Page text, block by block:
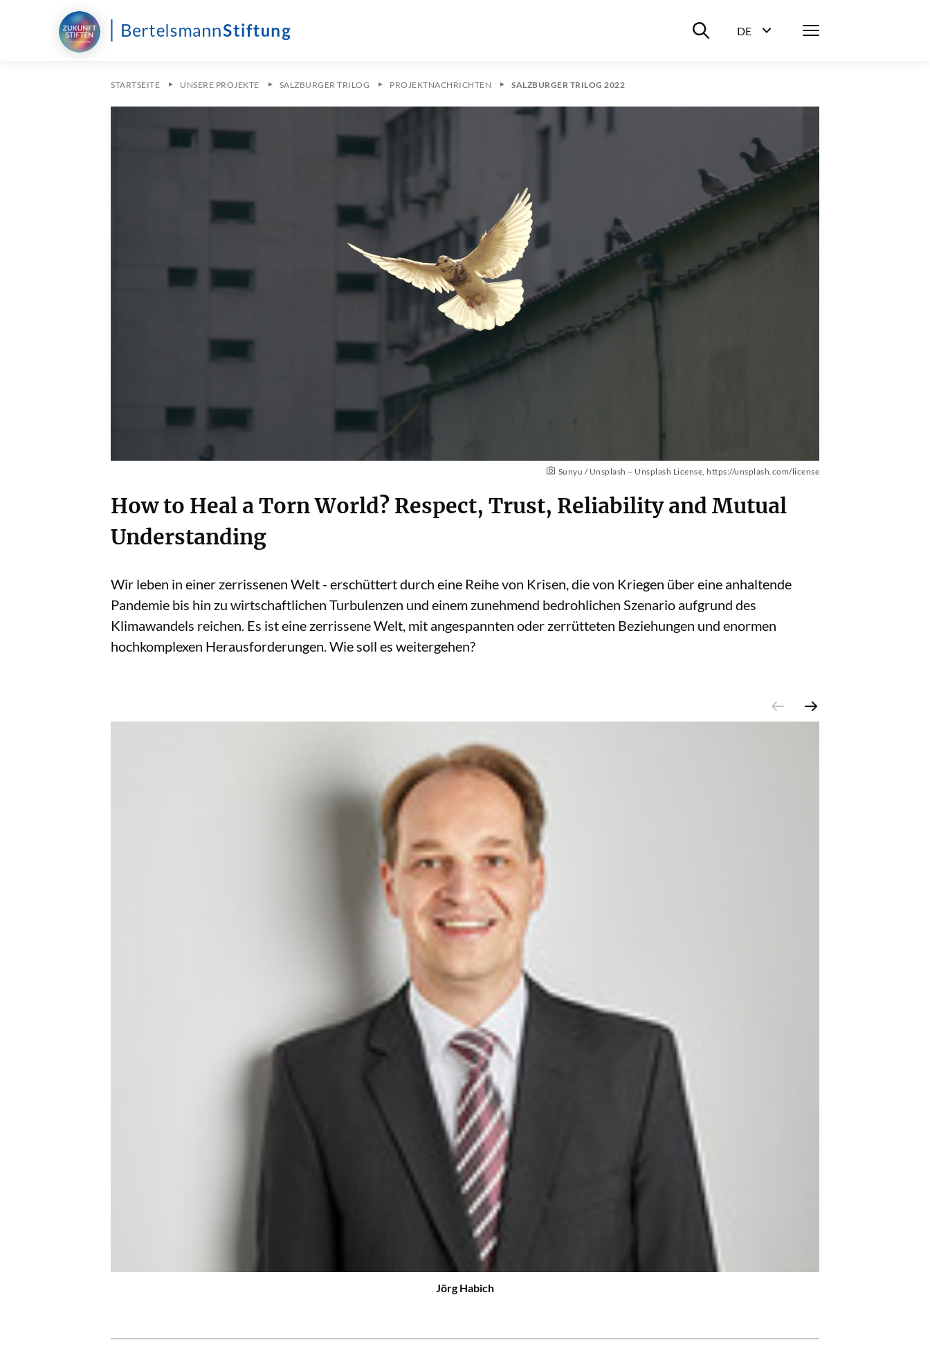
Suche ein-/ausblenden
DE
Menü
STARTSEITE UNSERE PROJEKTE SALZBURGER TRILOG PROJEKTNACHRICHTEN SALZBURGER TRILOG 2022
Sunyu / Unsplash – Unsplash License, https://unsplash.com/license
How to Heal a Torn World? Respect, Trust, Reliability and Mutual
Understanding
Wir leben in einer zerrissenen Welt - erschüttert durch eine Reihe von Krisen, die von Kriegen über eine anhaltende
Pandemie bis hin zu wirtschaftlichen Turbulenzen und einem zunehmend bedrohlichen Szenario aufgrund des
Klimawandels reichen. Es ist eine zerrissene Welt, mit angespannten oder zerrütteten Beziehungen und enormen
hochkomplexen Herausforderungen. Wie soll es weitergehen?
Jörg Habich